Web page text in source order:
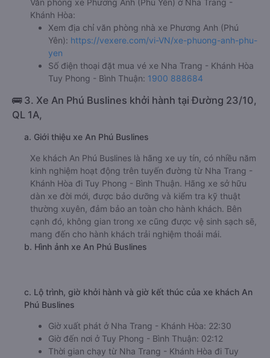
Văn phòng xe Phương Anh (Phú Yên) ở Nha Trang -
Khánh Hòa:
Xem địa chỉ văn phòng nhà xe Phương Anh (Phú
Yên): https://vexere.com/vi-VN/xe-phuong-anh-phu-
yen
Số điện thoại đặt mua vé xe Nha Trang - Khánh Hòa
Tuy Phong - Bình Thuận: 1900 888684
🚌 3. Xe An Phú Buslines khởi hành tại Đường 23/10,
QL 1A,
a. Giới thiệu xe An Phú Buslines
Xe khách An Phú Buslines là hãng xe uy tín, có nhiều năm
kinh nghiệm hoạt động trên tuyến đường từ Nha Trang -
Khánh Hòa đi Tuy Phong - Bình Thuận. Hãng xe sở hữu
dàn xe đời mới, được bảo dưỡng và kiểm tra kỹ thuật
thường xuyên, đảm bảo an toàn cho hành khách. Bên
cạnh đó, không gian trong xe cũng được vệ sinh sạch sẽ,
mang đến cho hành khách trải nghiệm thoải mái.
b. Hình ảnh xe An Phú Buslines
c. Lộ trình, giờ khởi hành và giờ kết thúc của xe khách An
Phú Buslines
Giờ xuất phát ở Nha Trang - Khánh Hòa: 22:30
Giờ đến nơi ở Tuy Phong - Bình Thuận: 02:12
Thời gian chạy từ Nha Trang - Khánh Hòa đi Tuy